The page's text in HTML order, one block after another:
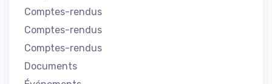
Comptes-rendus
Comptes-rendus
Comptes-rendus
Documents